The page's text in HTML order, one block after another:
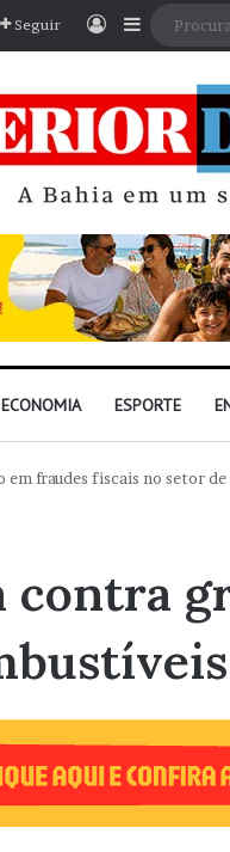
Seguir EntrarBarra
ESPORTE
fraudes fiscais no setor
contra